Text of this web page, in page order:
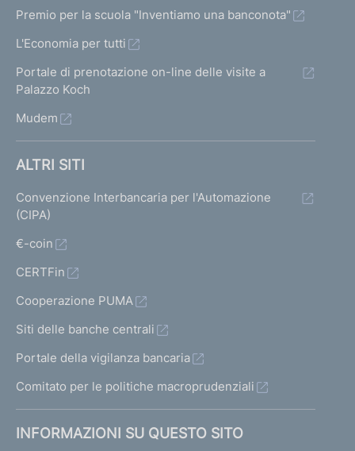
Premio per la scuola "Inventiamo una banconota"
L'Economia per tutti
Portale di prenotazione on-line delle visite a
Palazzo Koch
Mudem
ALTRI SITI
Convenzione Interbancaria per l'Automazione
(CIPA)
€-coin
CERTFin
Cooperazione PUMA
Siti delle banche centrali
Portale della vigilanza bancaria
Comitato per le politiche macroprudenziali
INFORMAZIONI SU QUESTO SITO